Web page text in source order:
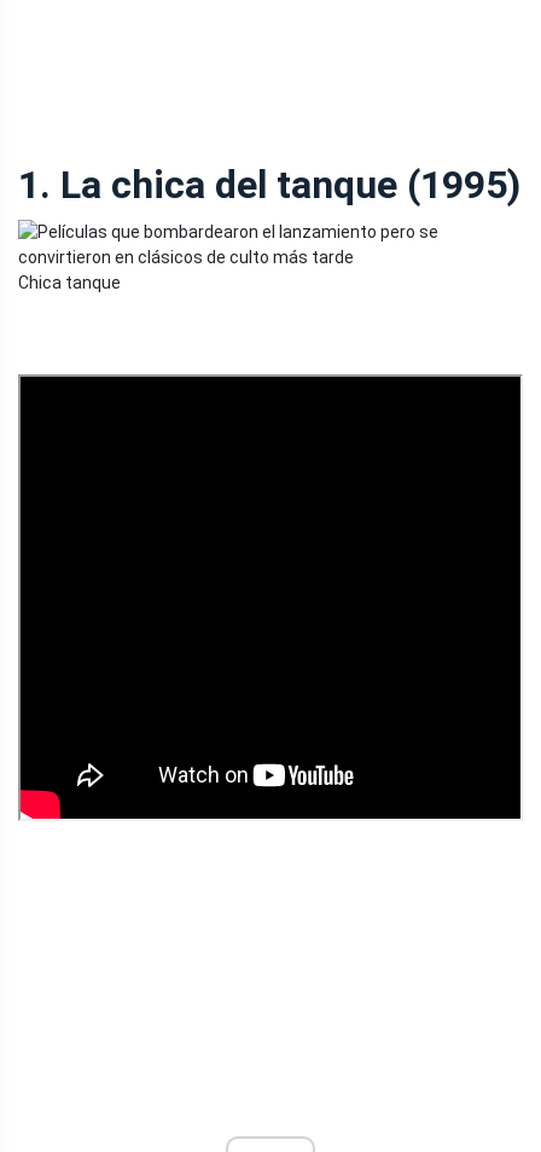
1. La chica del tanque (1995)
Chica tanque